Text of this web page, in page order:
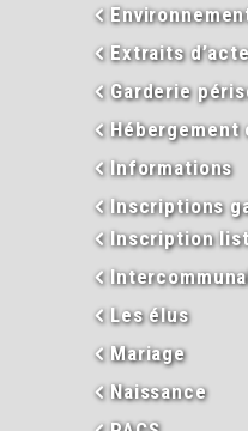
Extraits
Garderie
Informations
Inscriptions
Inscription
Les élus
Mariage
Naissance